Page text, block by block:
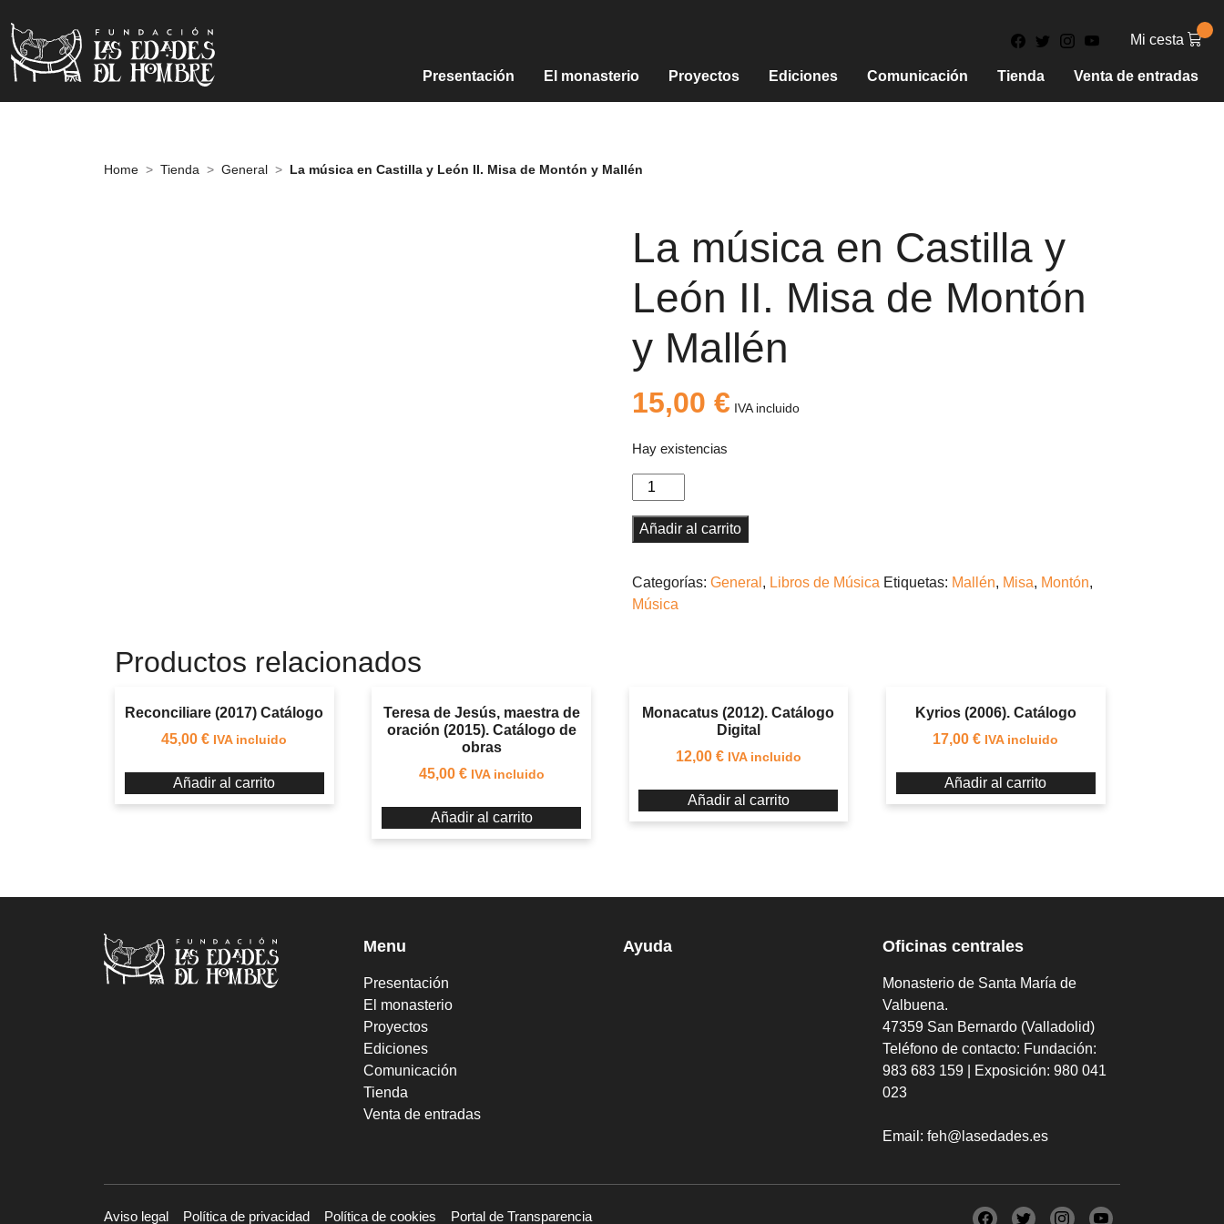
Mi cesta
Presentación El monasterio Proyectos Ediciones Comunicación Tienda Venta de entradas
Home Tienda General La música en Castilla y León II. Misa de Montón y Mallén
La música en Castilla y
León II. Misa de Montón
y Mallén
15,00 € IVA incluido
Hay existencias
música
en
León
II.
Añadir al carrito
Categorías: General , Libros de Música Etiquetas: Mallén, Misa, Montón,
Música
Productos relacionados
Reconciliare (2017) Catálogo
45,00€ IVA incluido
Añadir al carrito
Teresa de Jesús, maestra de
oración (2015). Catálogo de
obras
45,00 € IVA incluido
Añadir al carrito
Monacatus (2012). Catálogo
Digital
12,00 € IVA incluido
Añadir al carrito
Kyrios (2006). Catálogo
17,00€ IVA incluido
Añadir al carrito
Menu
Presentación
El monasterio
Proyectos
Ediciones
Comunicación
Tienda
Venta de entradas
Ayuda Oficinas centrales
Monasterio de Santa María de
Valbuena.
47359 San Bernardo (Valladolid)
Teléfono de contacto: Fundación:
983 683 159 | Exposición: 980 041
023
Email: feh@lasedades.es
Aviso legal Política de privacidad Política de cookies Portal de Transparencia